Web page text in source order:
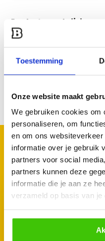
Toestemming
Onze website maakt
We gebruiken cookies om
personaliseren, om
en om ons
informatie over je gebruik
partners voor social
partners kunnen deze
informatie die je aan ze
verzameld op basis van
Productomschrijving
Reviews
GOED TE COMBINEREN
Met deze accessoires